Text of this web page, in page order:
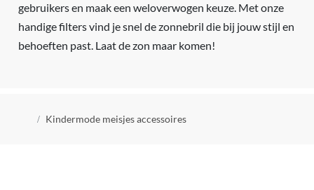
gebruikers en maak een weloverwogen keuze. Met onze
handige filters vind je snel de zonnebril die bij jouw stijl en
behoeften past. Laat de zon maar komen!
Kruimelpad
Kindermode meisjes accessoires